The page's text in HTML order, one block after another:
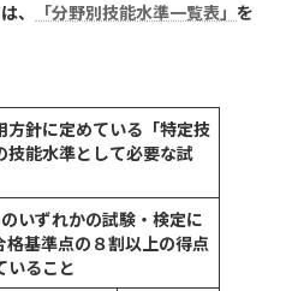
、
「分野別技能水準一覧表」 を
方針に定めている「特定技
技能水準として必要な試
いずれかの試験・検定に
格基準点の８割以上の得点
いること